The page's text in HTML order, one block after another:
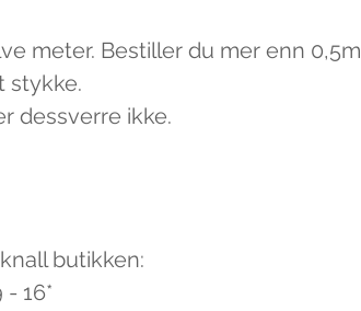
meter. Bestiller du mer enn 0,5m
stykke.
dessverre ikke.
butikken:
16*